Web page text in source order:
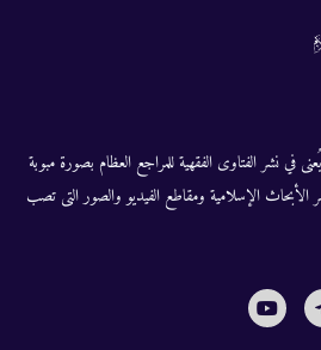
في نشر الفتاوى الفقهية للمراجع العظام بصورة مبوبة
الأبحاث الإسلامية ومقاطع الفيديو والصور التى تصب